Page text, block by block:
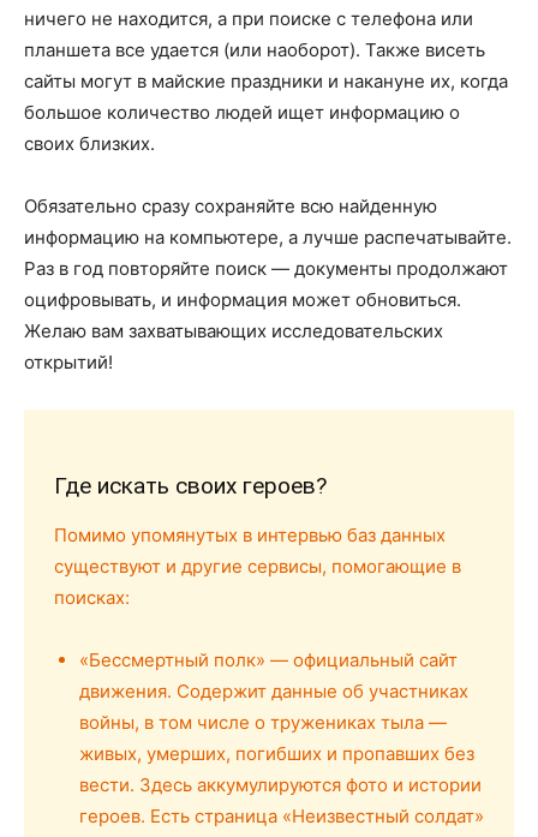
ничего не находится, а при поиске с телефона или
планшета все удается (или наоборот). Также висеть
сайты могут в майские праздники и накануне их, когда
большое количество людей ищет информацию о
своих близких.
Обязательно сразу сохраняйте всю найденную
информацию на компьютере, а лучше распечатывайте.
Раз в год повторяйте поиск — документы продолжают
оцифровывать, и информация может обновиться.
Желаю вам захватывающих исследовательских
открытий!
Где искать своих героев?
Помимо упомянутых в интервью баз данных
существуют и другие сервисы, помогающие в
поисках:
«Бессмертный полк» — официальный сайт
движения. Содержит данные об участниках
войны, в том числе о тружениках тыла —
живых, умерших, погибших и пропавших без
вести. Здесь аккумулируются фото и истории
героев. Есть страница «Неизвестный солдат»